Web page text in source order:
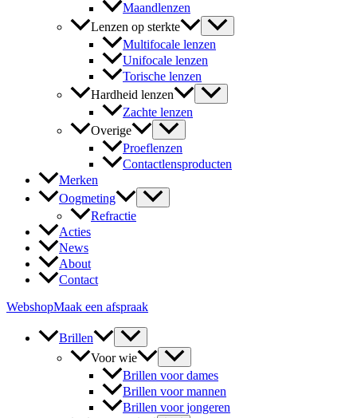
Maandlenzen
Lenzen op sterkte
Multifocale lenzen
Unifocale lenzen
Torische lenzen
Hardheid lenzen
Zachte lenzen
Overige
Proeflenzen
Contactlensproducten
Merken
Oogmeting
Refractie
Acties
News
About
Contact
WebshopMaak een afspraak
Brillen
Voor wie
Brillen voor dames
Brillen voor mannen
Brillen voor jongeren